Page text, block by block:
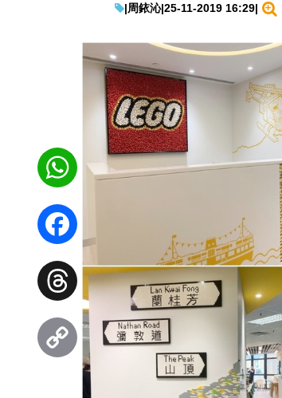
|周銥沁|25-11-2019 16:29|
WhatsApp
Facebook
Threads
Copy